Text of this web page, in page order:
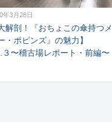
年3月28日
解剖！『おちょこの傘持つメ
・ポピンズ』の魅力】
３〜稽古場レポート・前編〜